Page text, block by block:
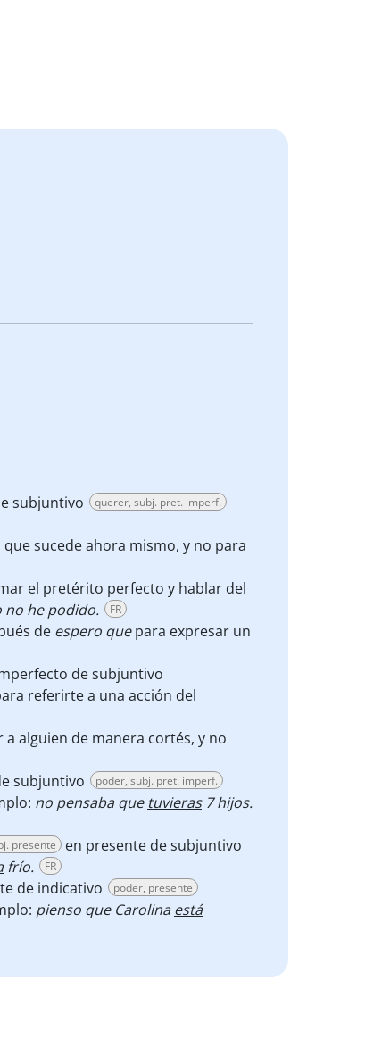
subjuntivo querer, subj. pret. imperf.
sucede ahora mismo, y no para
el pretérito perfecto y hablar del
no he podido. FR
de espero quepara expresar un
de subjuntivo
referirte a una acción del
a alguien de manera cortés, y no
subjuntivo poder, subj. pret. imperf.
no pensaba que tuvieras7 hijos.
presente
en presente de subjuntivo
frío. FR
de indicativo poder, presente
pienso que Carolinaestá